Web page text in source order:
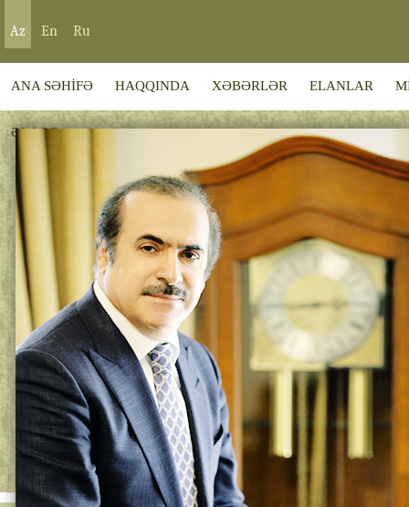
Az En Ru
ANA SƏHİFƏ HAQQINDA XƏBƏRLƏR ELANLAR
ƏLAQƏ